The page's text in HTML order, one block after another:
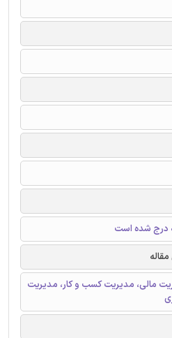
درج شده است
مالی، مدیریت کسب و کار، مدیریت